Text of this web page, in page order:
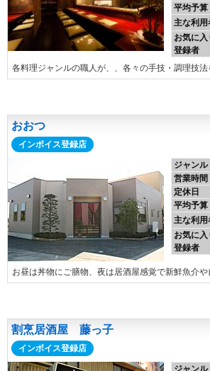
平均予算
主な利用
お気に入
登録者
各料理ジャンルの職人が、、各々の手技・調理技
おおつ
インボイス登録店
ジャンル
営業時間
定休日
平均予算
主な利用
お気に入
登録者
お昼は丼物にご膳物、夜は居酒屋感覚で新鮮魚介
割烹居酒屋 藤っ子
インボイス登録店
ジャンル